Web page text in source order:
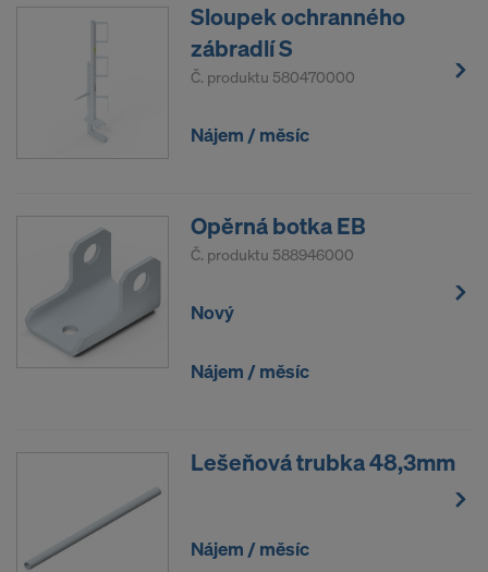
Sloupek ochranného
zábradlí S
Č. produktu 580470000
Nájem / měsíc
Opěrná botka EB
Č. produktu 588946000
Nový
Nájem / měsíc
Lešeňová trubka 48,3mm
Nájem / měsíc